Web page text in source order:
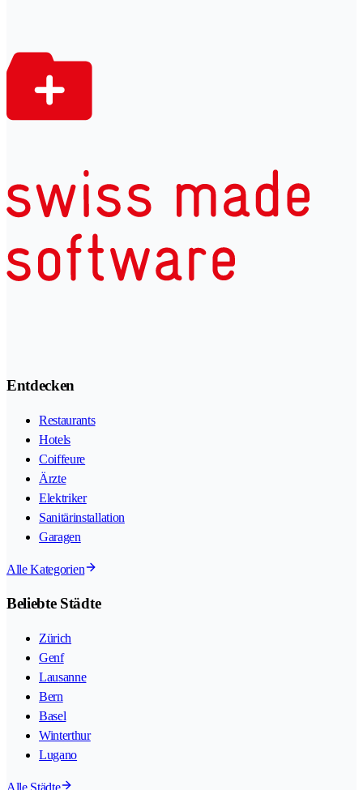
Entdecken
Restaurants
Hotels
Coiffeure
Ärzte
Elektriker
Sanitärinstallation
Garagen
Alle Kategorien
Beliebte Städte
Zürich
Genf
Lausanne
Bern
Basel
Winterthur
Lugano